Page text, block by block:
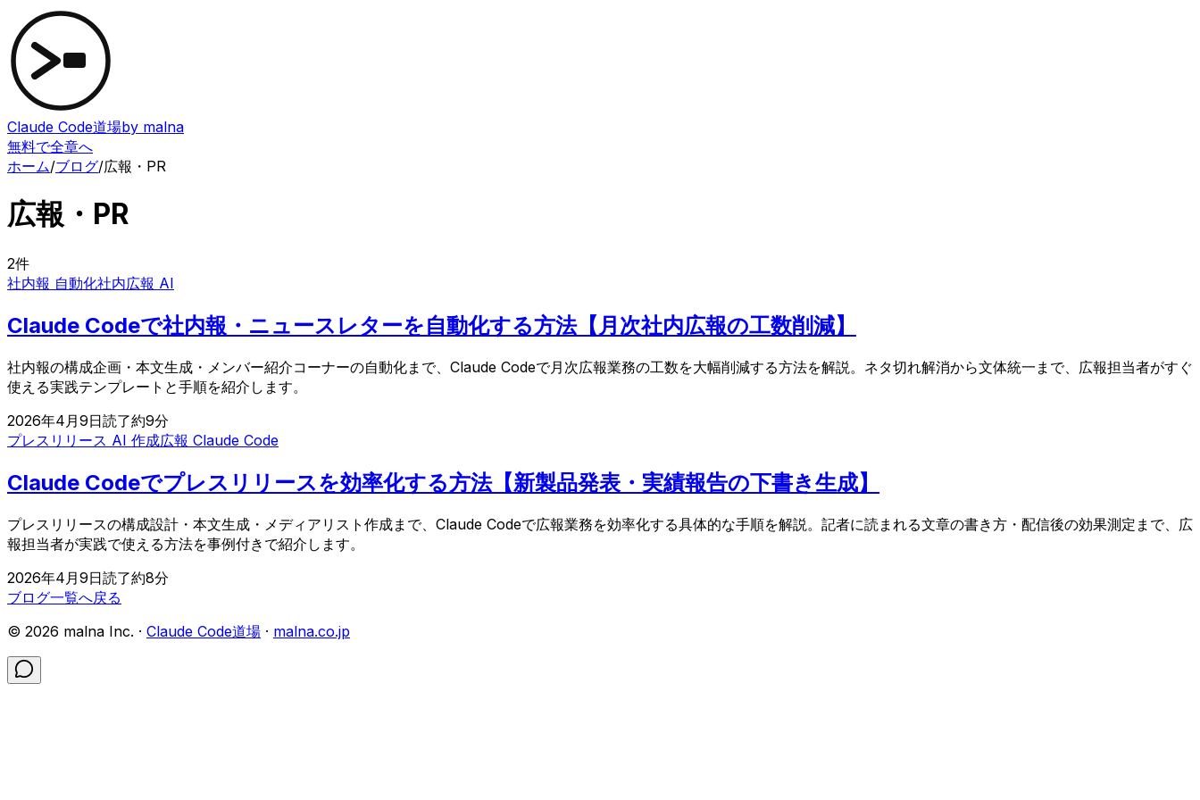
Claude Code道場by malna
無料で全章へ
ホーム/ブログ/広報・PR
広報・PR
2件
社内報 自動化社内広報 AI
Claude Codeで社内報・ニュースレターを自動化する方法【月次社内広報の工数削減】
社内報の構成企画・本文生成・メンバー紹介コーナーの自動化まで、Claude Codeで月次広報業務の工数を大幅削減する方法を解説。ネタ切れ解消から文体統一まで、広報担当者がすぐ
使える実践テンプレートと手順を紹介します。
2026年4月9日読了約9分
プレスリリース AI 作成広報 Claude Code
Claude Codeでプレスリリースを効率化する方法【新製品発表・実績報告の下書き生成】
プレスリリースの構成設計・本文生成・メディアリスト作成まで、Claude Codeで広報業務を効率化する具体的な手順を解説。記者に読まれる文章の書き方・配信後の効果測定まで、広
報担当者が実践で使える方法を事例付きで紹介します。
2026年4月9日読了約8分
ブログ一覧へ戻る
© 2026 malna Inc. · Claude Code道場 · malna.co.jp